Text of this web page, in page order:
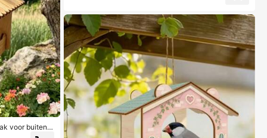
voor buiten,
vogels, weer